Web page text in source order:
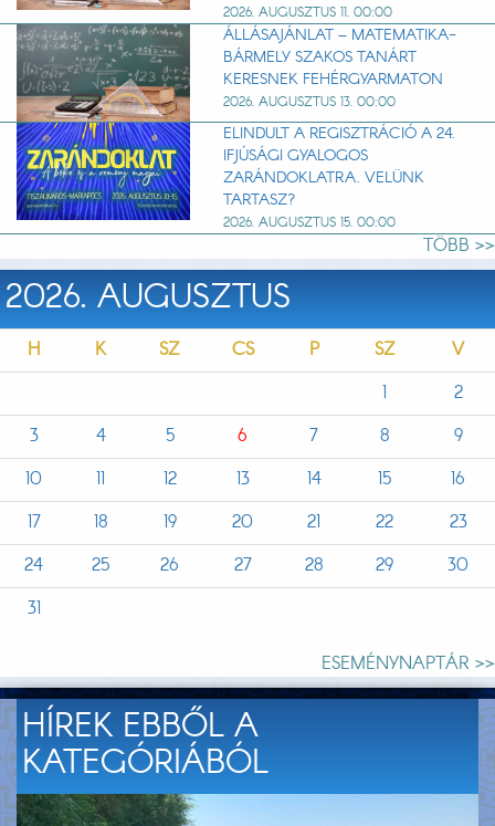
2026. AUGUSZTUS 11. 00:00
ÁLLÁSAJÁNLAT – MATEMATIKA-
BÁRMELY SZAKOS TANÁRT
KERESNEK FEHÉRGYARMATON
2026. AUGUSZTUS 13. 00:00
ELINDULT A REGISZTRÁCIÓ A 24.
IFJÚSÁGI GYALOGOS
ZARÁNDOKLATRA. VELÜNK
TARTASZ?
2026. AUGUSZTUS 15. 00:00
TÖBB >>
2026. AUGUSZTUS
H K SZ CS P SZ
V
1
2
3
4 5 6 7 8
9
10
11 12 13 14 15
16
17
18 19 20 21 22
23
24
25 26 27 28 29
30
31
ESEMÉNYNAPTÁR >>
HÍREK EBBŐL A
KATEGÓRIÁBÓL